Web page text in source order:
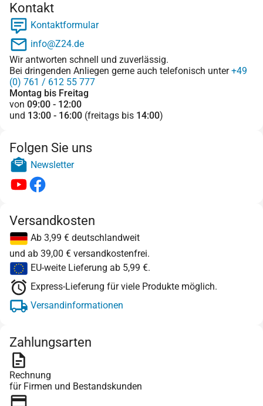
Kontakt
Kontaktformular
info@Z24.de
Wir antworten schnell und zuverlässig.
Bei dringenden Anliegen gerne auch telefonisch unter+49
(0) 761 / 612 55 777
Montag bis Freitag
von 09:00 - 12:00
und 13:00 - 16:00 (freitags bis 14:00)
Folgen Sie uns
Newsletter
Versandkosten
Ab 3,99 € deutschlandweit
und ab 39,00 € versandkostenfrei.
EU-weite Lieferung ab 5,99 €.
Express-Lieferung für viele Produkte möglich.
Versandinformationen
Zahlungsarten
Rechnung
für Firmen und Bestandskunden